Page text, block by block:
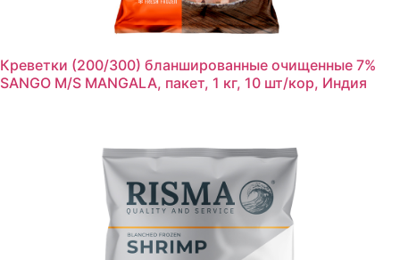
Креветки (200/300) бланшированные очищенные 7%
SANGO M/S MANGALA, пакет, 1 кг, 10 шт/кор, Индия